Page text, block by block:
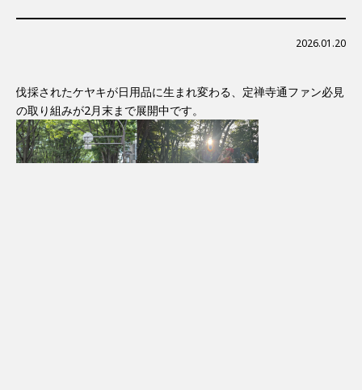
2026.01.20
伐採されたケヤキが日用品に生まれ変わる、定禅寺通ファン必見
の取り組みが2月末まで展開中です。